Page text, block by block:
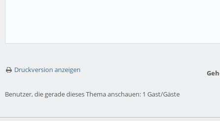
Druckversion anzeigen
Benutzer, die gerade dieses Thema anschauen: 1 Gast/Gäste